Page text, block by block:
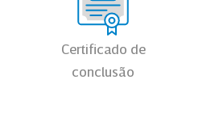
Certificado de
conclusão